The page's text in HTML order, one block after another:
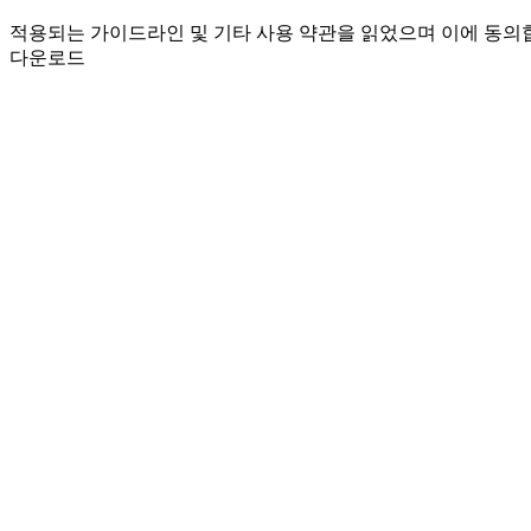
적용되는 가이드라인 및 기타 사용 약관을 읽었으며 이에 동의
다운로드